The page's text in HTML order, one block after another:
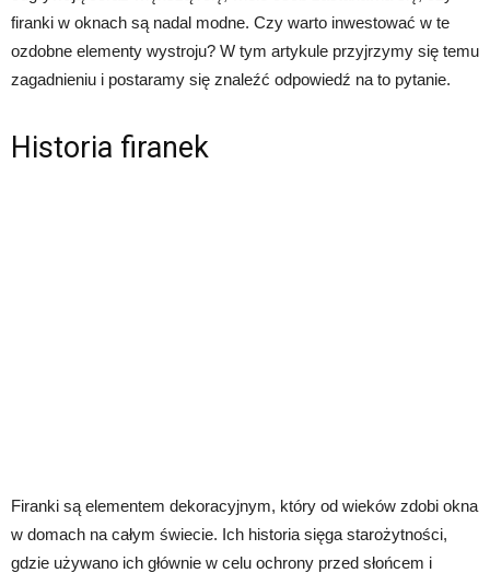
firanki w oknach są nadal modne. Czy warto inwestować w te
ozdobne elementy wystroju? W tym artykule przyjrzymy się temu
zagadnieniu i postaramy się znaleźć odpowiedź na to pytanie.
Historia firanek
Firanki są elementem dekoracyjnym, który od wieków zdobi okna
w domach na całym świecie. Ich historia sięga starożytności,
gdzie używano ich głównie w celu ochrony przed słońcem i